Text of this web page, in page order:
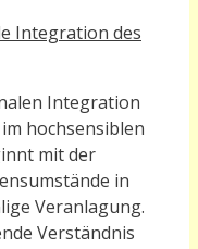
Integration des
Integration
hochsensiblen
mit der
in
Veranlagung.
Verständnis